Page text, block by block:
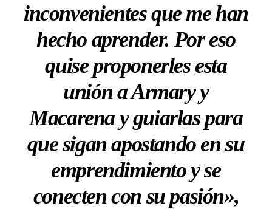
inconvenientes que me han
hecho aprender. Por eso
quise proponerles esta
unión a Armary y
Macarena y guiarlas para
que sigan apostando en su
emprendimiento y se
conecten con su pasión»,